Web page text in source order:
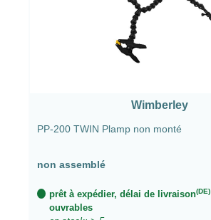
Wimberley
PP-200 TWIN Plamp non monté
non assemblé
prêt à expédier, délai de livraison(DE)
ouvrables